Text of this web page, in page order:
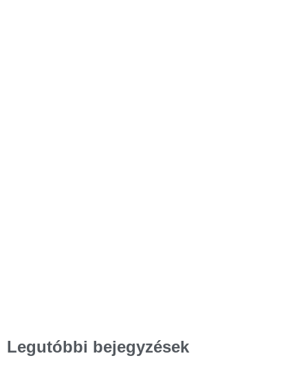
Legutóbbi bejegyzések